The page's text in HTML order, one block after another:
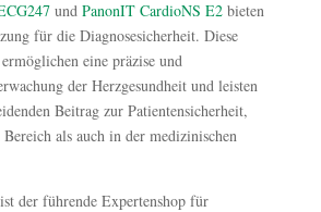
und PanonIT CardioNS E2bieten
für die Diagnosesicherheit. Diese
eine präzise und
der Herzgesundheit und leisten
Beitrag zur Patientensicherheit,
als auch in der medizinischen
der führende Expertenshop für